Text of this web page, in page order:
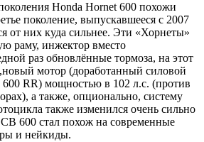
Honda Hornet 600 похожи
поколение, выпускавшееся с 2007
от них куда сильнее. Эти «Хорнеты»
раму, инжектор вместо
раз обновлённые тормоза, на этот
мотор (доработанный силовой
600 RR) мощностью в 102 л.с. (против
а также, опционально, систему
также изменился очень сильно
CB 600 стал похож на современные
и нейкиды.